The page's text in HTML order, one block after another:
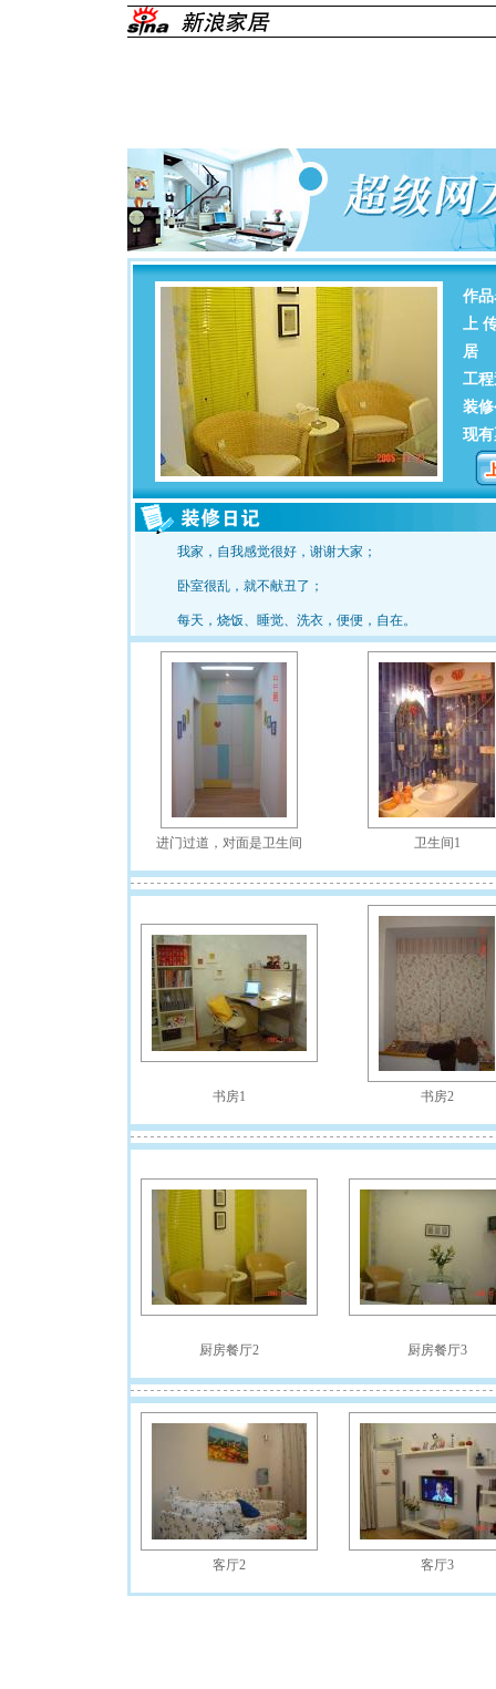
作
上
居
工
装
现
我家，自我感觉很好，谢谢大家；
卧室很乱，就不献丑了；
每天，烧饭、睡觉、洗衣，便便，自在。
进门过道，对面是卫生间 卫生间1
书房1 书房2
厨房餐厅2 厨房餐厅3
客厅2 客厅3